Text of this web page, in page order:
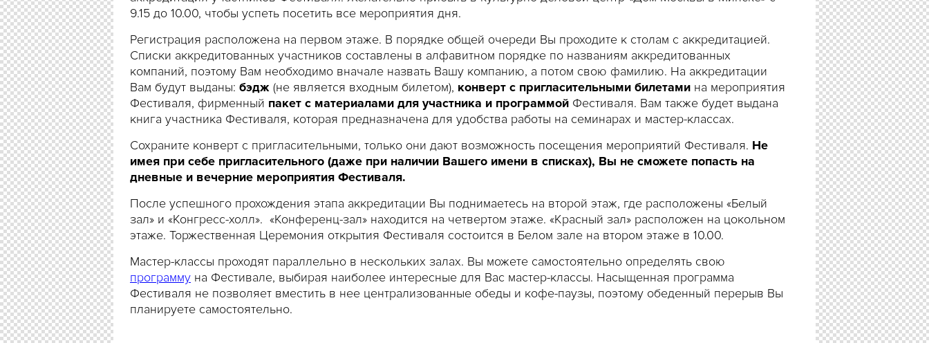
9.15 до 10.00, чтобы успеть посетить все мероприятия дня.
Регистрация расположена на первом этаже. В порядке общей очереди Вы проходите к столам с аккредитацией.
Списки аккредитованных участников составлены в алфавитном порядке по названиям аккредитованных
компаний, поэтому Вам необходимо вначале назвать Вашу компанию, а потом свою фамилию. На аккредитации
Вам будут выданы: бэдж (не является входным билетом), конверт с пригласительными билетами на мероприятия
Фестиваля, фирменный пакет с материалами для участника и программой Фестиваля. Вам также будет выдана
книга участника Фестиваля, которая предназначена для удобства работы на семинарах и мастер-классах.
Сохраните конверт с пригласительными, только они дают возможность посещения мероприятий Фестиваля. Не
имея при себе пригласительного (даже при наличии Вашего имени в списках), Вы не сможете попасть на
дневные и вечерние мероприятия Фестиваля.
После успешного прохождения этапа аккредитации Вы поднимаетесь на второй этаж, где расположены «Белый
зал» и «Конгресс-холл». «Конференц-зал» находится на четвертом этаже. «Красный зал» расположен на цокольном
этаже. Торжественная Церемония открытия Фестиваля состоится в Белом зале на втором этаже в 10.00.
Мастер-классы проходят параллельно в нескольких залах. Вы можете самостоятельно определять свою
программу на Фестивале, выбирая наиболее интересные для Вас мастер-классы. Насыщенная программа
Фестиваля не позволяет вместить в нее централизованные обеды и кофе-паузы, поэтому обеденный перерыв Вы
планируете самостоятельно.